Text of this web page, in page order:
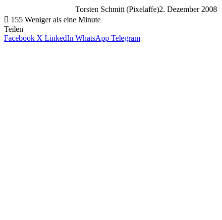
Torsten Schmitt (Pixelaffe)2. Dezember 2008
155 Weniger als eine Minute
Teilen
Facebook X LinkedIn WhatsApp Telegram